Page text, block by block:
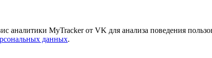
аналитики MyTracker от VK для анализа поведения
данных.